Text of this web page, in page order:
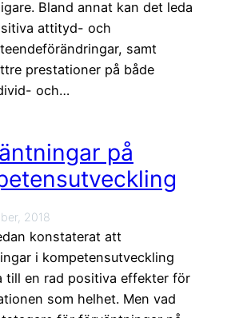
Bland annat kan det leda
attityd- och
samt
prestationer på både
och…
på
2018
konstaterat att
i kompetensutveckling
till en rad positiva effekter för
som helhet. Men vad